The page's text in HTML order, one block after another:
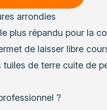
arrondies
plus répandu pour la
de laisser libre
tuiles de terre cuite de
?